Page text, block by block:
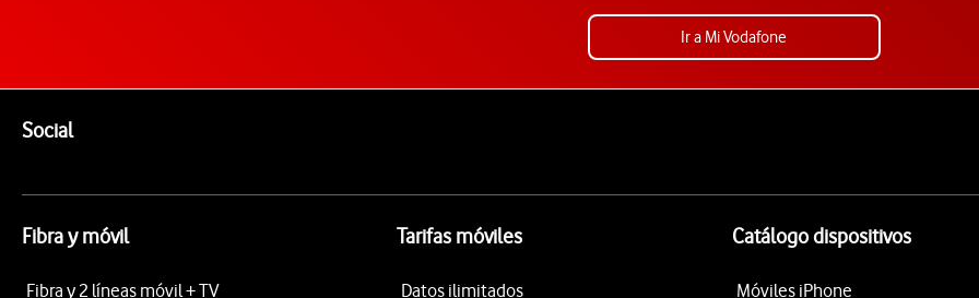
Ir a Mi Vodafone
SocialEnlaces a las redes sociales de Vodafone
Fibra y móvil
Fibra y 2 líneas móvil + TV
Tarifas móviles
Datos ilimitados
Catálogo dispositivos
Móviles iPhone